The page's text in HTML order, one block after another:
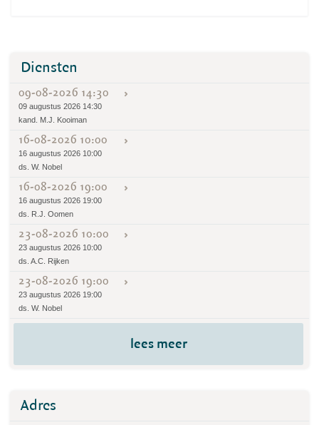
Diensten
09-08-2026 14:30
09 augustus 2026 14:30
kand. M.J. Kooiman
16-08-2026 10:00
16 augustus 2026 10:00
ds. W. Nobel
16-08-2026 19:00
16 augustus 2026 19:00
ds. R.J. Oomen
23-08-2026 10:00
23 augustus 2026 10:00
ds. A.C. Rijken
23-08-2026 19:00
23 augustus 2026 19:00
ds. W. Nobel
lees meer
Adres